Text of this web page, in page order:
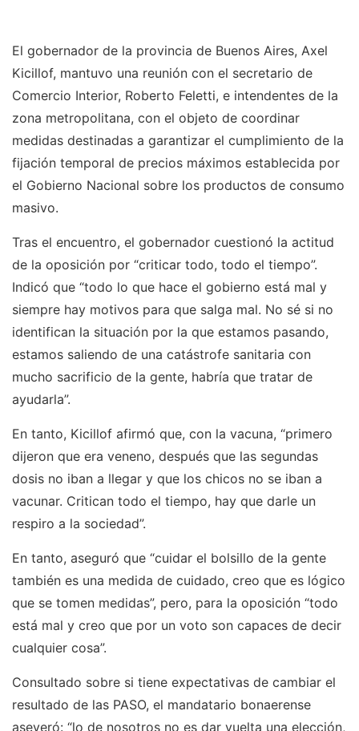
El gobernador de la provincia de Buenos Aires, Axel
Kicillof, mantuvo una reunión con el secretario de
Comercio Interior, Roberto Feletti, e intendentes de la
zona metropolitana, con el objeto de coordinar
medidas destinadas a garantizar el cumplimiento de la
fijación temporal de precios máximos establecida por
el Gobierno Nacional sobre los productos de consumo
masivo.
Tras el encuentro, el gobernador cuestionó la actitud
de la oposición por “criticar todo, todo el tiempo”.
Indicó que “todo lo que hace el gobierno está mal y
siempre hay motivos para que salga mal. No sé si no
identifican la situación por la que estamos pasando,
estamos saliendo de una catástrofe sanitaria con
mucho sacrificio de la gente, habría que tratar de
ayudarla”.
En tanto, Kicillof afirmó que, con la vacuna, “primero
dijeron que era veneno, después que las segundas
dosis no iban a llegar y que los chicos no se iban a
vacunar. Critican todo el tiempo, hay que darle un
respiro a la sociedad”.
En tanto, aseguró que “cuidar el bolsillo de la gente
también es una medida de cuidado, creo que es lógico
que se tomen medidas”, pero, para la oposición “todo
está mal y creo que por un voto son capaces de decir
cualquier cosa”.
Consultado sobre si tiene expectativas de cambiar el
resultado de las PASO, el mandatario bonaerense
aseveró: “lo de nosotros no es dar vuelta una elección,